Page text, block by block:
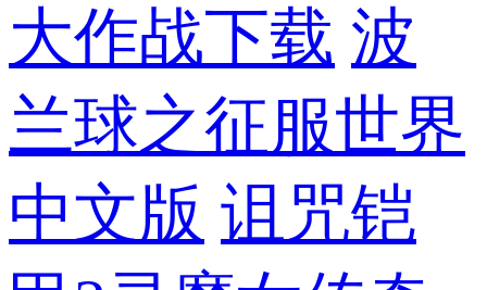
大作战下载 波
兰球之征服世界
中文版 诅咒铠